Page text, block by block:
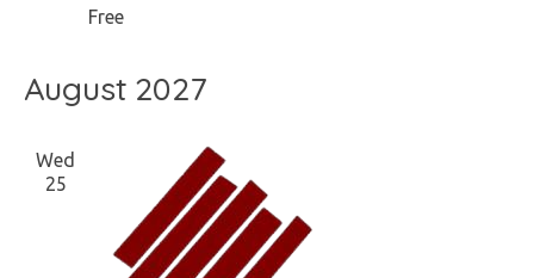
Free
August 2027
Wed
25